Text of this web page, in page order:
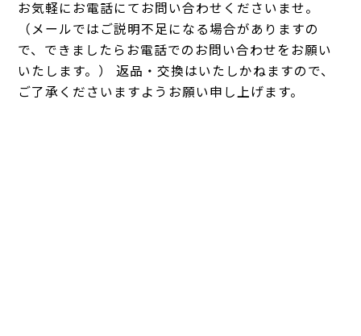
お気軽にお電話にてお問い合わせくださいませ。
（メールではご説明不足になる場合がありますの
で、できましたらお電話でのお問い合わせをお願い
いたします。） 返品・交換はいたしかねますので、
ご了承くださいますようお願い申し上げます。